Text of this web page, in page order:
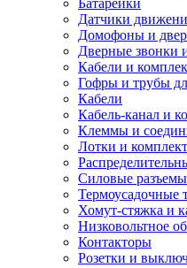
Датчики
Домофоны и
Дверные звонки
Кабели и
Гофры и трубы
Кабели
Кабель-канал и
Клеммы и
Лотки и
Силовые
Термоусадочные
Хомут-стяжка и
Низковольтное
Контакторы
Розетки и